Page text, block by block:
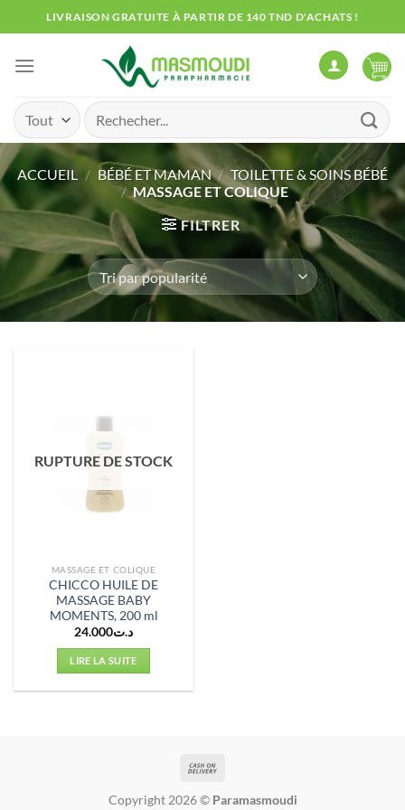
au
contenu
LIVRAISON GRATUITE À PARTIR DE 140 TND D'ACHATS !
Recherche
pour :
ACCUEIL / BÉBÉ ET MAMAN / TOILETTE & SOINS BÉBÉ
/ MASSAGE ET COLIQUE
FILTRER
RUPTURE DE STOCK
MASSAGE ET COLIQUE
CHICCO HUILE DE
MASSAGE BABY
MOMENTS, 200 ml
د.ت24.000
LIRE LA SUITE
Copyright 2026 © Paramasmoudi